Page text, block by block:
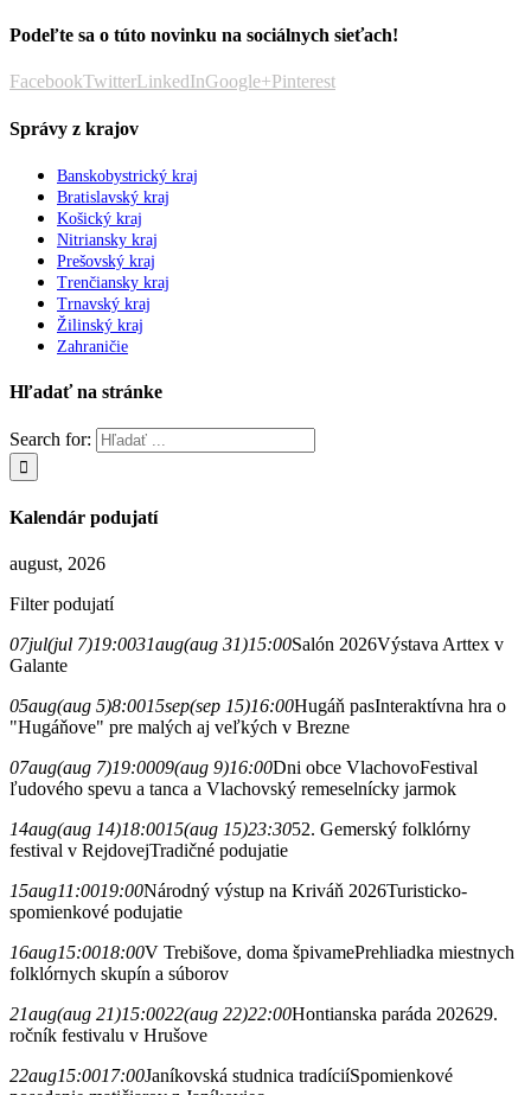
Podeľte sa o túto novinku na sociálnych sieťach!
FacebookTwitterLinkedInGoogle+Pinterest
Správy z krajov
Banskobystrický kraj
Bratislavský kraj
Košický kraj
Nitriansky kraj
Prešovský kraj
Trenčiansky kraj
Trnavský kraj
Žilinský kraj
Zahraničie
Hľadať na stránke
Search for:
Kalendár podujatí
august, 2026
Filter podujatí
07jul(jul 7)19:0031aug(aug 31)15:00Salón 2026Výstava Arttex v
Galante
05aug(aug 5)8:0015sep(sep 15)16:00Hugáň pasInteraktívna hra o
"Hugáňove" pre malých aj veľkých v Brezne
07aug(aug 7)19:0009(aug 9)16:00Dni obce VlachovoFestival
ľudového spevu a tanca a Vlachovský remeselnícky jarmok
14aug(aug 14)18:0015(aug 15)23:3052. Gemerský folklórny
festival v RejdovejTradičné podujatie
15aug11:0019:00Národný výstup na Kriváň 2026Turisticko-
spomienkové podujatie
16aug15:0018:00V Trebišove, doma špivamePrehliadka miestnych
folklórnych skupín a súborov
21aug(aug 21)15:0022(aug 22)22:00Hontianska paráda 202629.
ročník festivalu v Hrušove
22aug15:0017:00Janíkovská studnica tradíciíSpomienkové